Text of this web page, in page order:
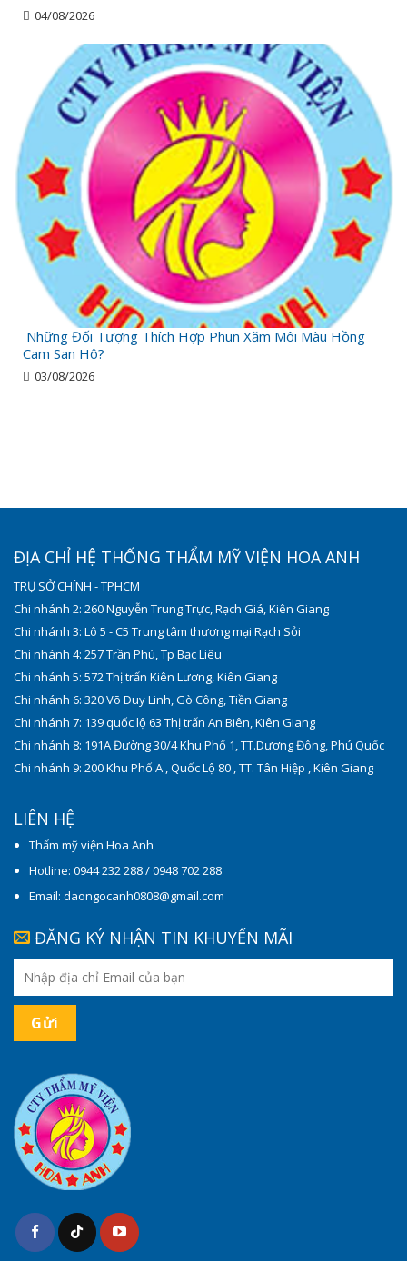
04/08/2026
Những Đối Tượng Thích Hợp Phun Xăm Môi Màu Hồng
Cam San Hô?
03/08/2026
ĐỊA CHỈ HỆ THỐNG THẨM MỸ VIỆN HOA ANH
TRỤ SỞ CHÍNH - TPHCM
Chi nhánh 2: 260 Nguyễn Trung Trực, Rạch Giá, Kiên Giang
Chi nhánh 3: Lô 5 - C5 Trung tâm thương mại Rạch Sỏi
Chi nhánh 4: 257 Trần Phú, Tp Bạc Liêu
Chi nhánh 5: 572 Thị trấn Kiên Lương, Kiên Giang
Chi nhánh 6: 320 Võ Duy Linh, Gò Công, Tiền Giang
Chi nhánh 7: 139 quốc lộ 63 Thị trấn An Biên, Kiên Giang
Chi nhánh 8: 191A Đường 30/4 Khu Phố 1, TT.Dương Đông, Phú Quốc
Chi nhánh 9: 200 Khu Phố A , Quốc Lộ 80 , TT. Tân Hiệp , Kiên Giang
LIÊN HỆ
Thẩm mỹ viện Hoa Anh
Hotline: 0944 232 288 / 0948 702 288
Email: daongocanh0808@gmail.com
ĐĂNG KÝ NHẬN TIN KHUYẾN MÃI